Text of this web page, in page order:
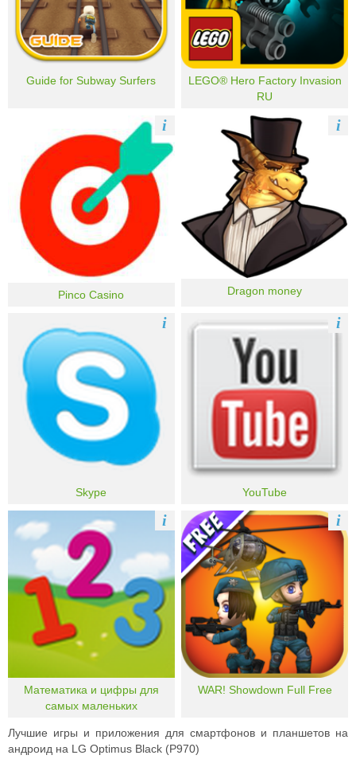
Guide for Subway Surfers
LEGO® Hero Factory Invasion
RU
Pinco Casino
i
Dragon money
i
Skype
i
YouTube
i
Математика и цифры для
самых маленьких
i
WAR! Showdown Full Free
i
Лучшие игры и приложения для смартфонов и планшетов на
андроид на LG Optimus Black (P970)